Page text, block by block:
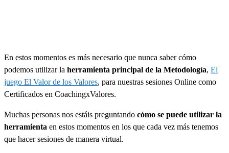
acceso,
rectificación,
y
suprimir
datos
soporte@zinquo.com
así
En estos momentos es más necesario que nunca saber cómo
podemos utilizar la herramienta principal de la Metodología, El
juego El Valor de los Valores, para nuestras sesiones Online como
Certificados en CoachingxValores.
Muchas personas nos estáis preguntando cómo se puede utilizar la
herramienta en estos momentos en los que cada vez más tenemos
que hacer sesiones de manera virtual.